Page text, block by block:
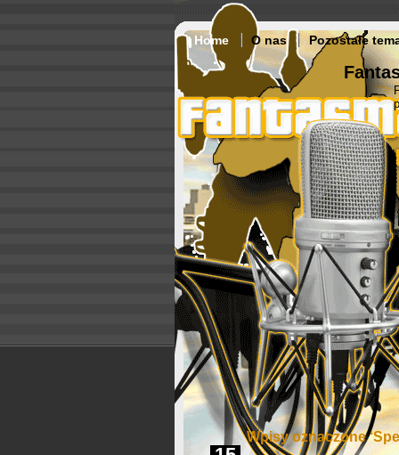
Home O nas Pozostałe
Wpisy oznaczone